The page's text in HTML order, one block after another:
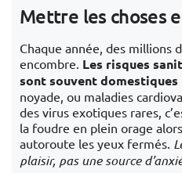
Mettre les choses
Chaque année, des millions
encombre. Les risques
sont souvent domestiques
noyade, ou maladies
des virus exotiques rares,
la foudre en plein orage
autoroute les yeux fermés.
plaisir, pas une source